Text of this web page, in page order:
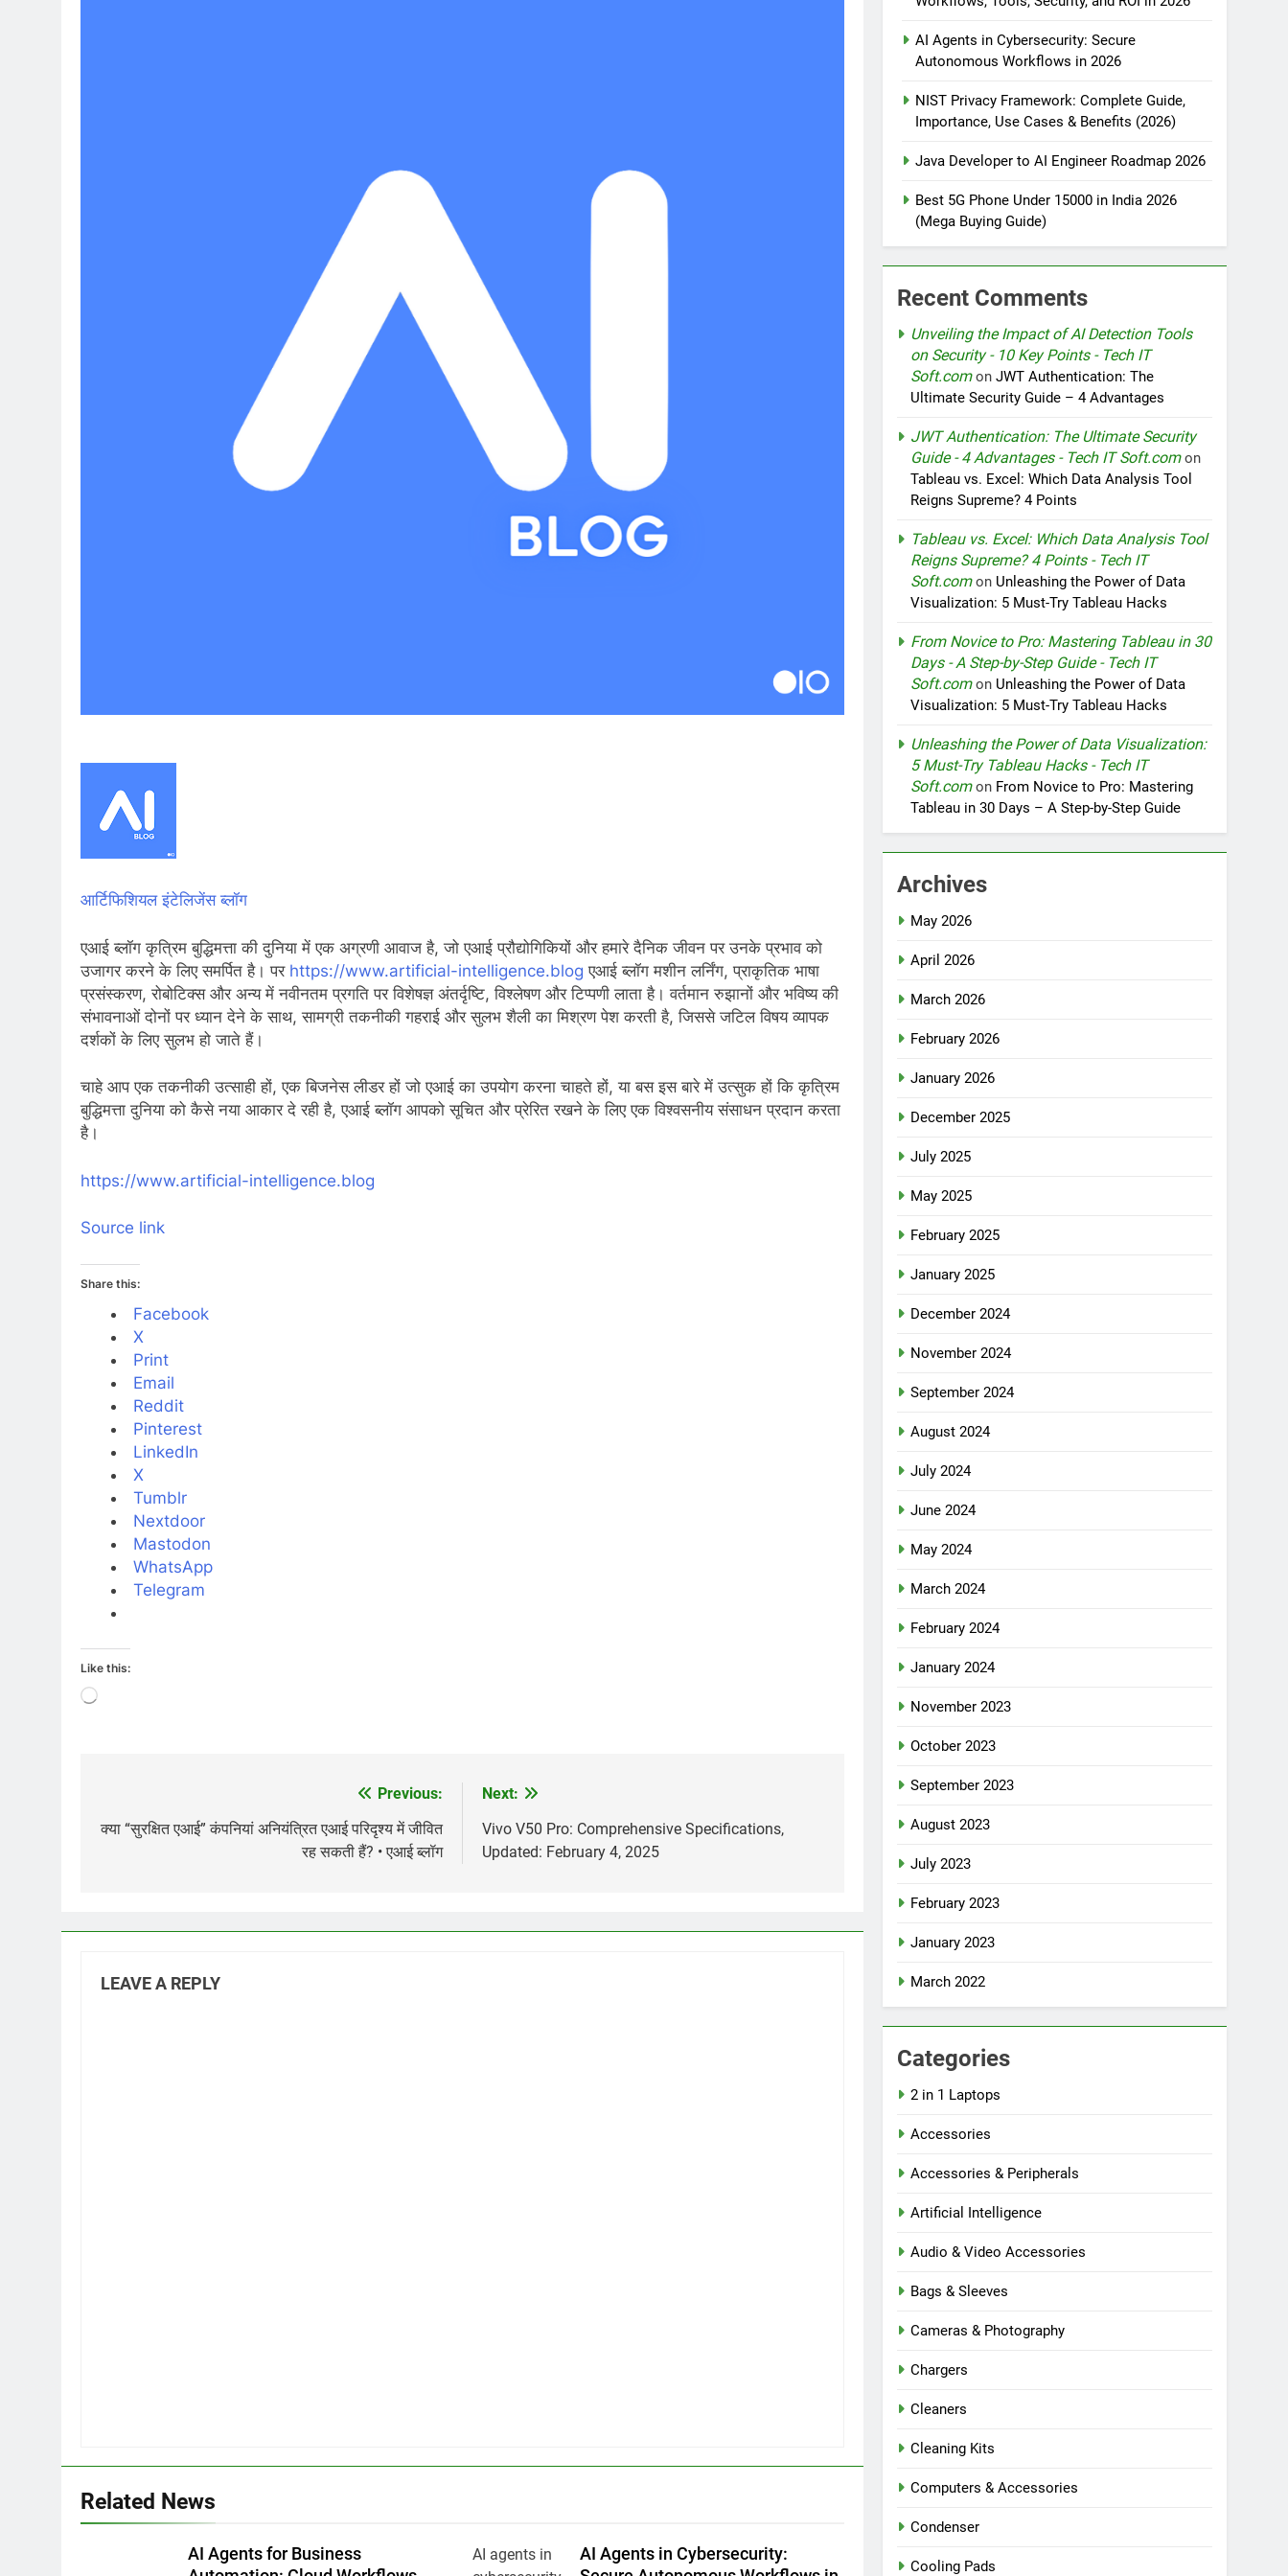
Implementing Anthropic Agent Design Patterns with Google ADK Implementing Anthropic’s Agent Design Patterns with Google ADK
आर्टिफिशियल इंटेलिजेंस ब्लॉग
एआई ब्लॉग कृत्रिम बुद्धिमत्ता की दुनिया में एक अग्रणी आवाज है, जो एआई प्रौद्योगिकियों और हमारे दैनिक जीवन पर उनके प्रभाव को
उजागर करने के लिए समर्पित है। पर https://www.artificial-intelligence.blog एआई ब्लॉग मशीन लर्निंग, प्राकृतिक भाषा
प्रसंस्करण, रोबोटिक्स और अन्य में नवीनतम प्रगति पर विशेषज्ञ अंतर्दृष्टि, विश्लेषण और टिप्पणी लाता है। वर्तमान रुझानों और भविष्य की
संभावनाओं दोनों पर ध्यान देने के साथ, सामग्री तकनीकी गहराई और सुलभ शैली का मिश्रण पेश करती है, जिससे जटिल विषय व्यापक
दर्शकों के लिए सुलभ हो जाते हैं।
चाहे आप एक तकनीकी उत्साही हों, एक बिजनेस लीडर हों जो एआई का उपयोग करना चाहते हों, या बस इस बारे में उत्सुक हों कि कृत्रिम
बुद्धिमत्ता दुनिया को कैसे नया आकार दे रही है, एआई ब्लॉग आपको सूचित और प्रेरित रखने के लिए एक विश्वसनीय संसाधन प्रदान करता
है।
https://www.artificial-intelligence.blog
Source link
Share this:
Facebook
X
Print
Email
Reddit
Pinterest
LinkedIn
X
Tumblr
Nextdoor
Mastodon
WhatsApp
Telegram
Like this:
Loading…
navigation
Previous:
क्या “सुरक्षित एआई” कंपनियां अनियंत्रित एआई परिदृश्य में जीवित
रह सकती हैं? • एआई ब्लॉग
Next:
Vivo V50 Pro: Comprehensive Specifications,
Updated: February 4, 2025
LEAVE A REPLY
Related News
AI Agents for Business
AI agents in
AI Agents in Cybersecurity:
AI Agents in Cybersecurity: Secure
Autonomous Workflows in 2026
NIST Privacy Framework: Complete Guide,
Importance, Use Cases & Benefits (2026)
Java Developer to AI Engineer Roadmap 2026
Best 5G Phone Under 15000 in India 2026
(Mega Buying Guide)
Recent Comments
Unveiling the Impact of AI Detection Tools
on Security - 10 Key Points - Tech IT
Soft.comonJWT Authentication: The
Ultimate Security Guide – 4 Advantages
JWT Authentication: The Ultimate Security
Guide - 4 Advantages - Tech IT Soft.comon
Tableau vs. Excel: Which Data Analysis Tool
Reigns Supreme? 4 Points
Tableau vs. Excel: Which Data Analysis Tool
Reigns Supreme? 4 Points - Tech IT
Soft.comon Unleashing the Power of Data
Visualization: 5 Must-Try Tableau Hacks
From Novice to Pro: Mastering Tableau in 30
Days - A Step-by-Step Guide - Tech IT
Soft.comon Unleashing the Power of Data
Visualization: 5 Must-Try Tableau Hacks
Unleashing the Power of Data Visualization:
5 Must-Try Tableau Hacks - Tech IT
Soft.comon From Novice to Pro: Mastering
Tableau in 30 Days – A Step-by-Step Guide
Archives
May 2026
April 2026
March 2026
February 2026
January 2026
December 2025
July 2025
May 2025
February 2025
January 2025
December 2024
November 2024
September 2024
August 2024
July 2024
June 2024
May 2024
March 2024
February 2024
January 2024
November 2023
October 2023
September 2023
August 2023
July 2023
February 2023
January 2023
March 2022
Categories
2 in 1 Laptops
Accessories
Accessories & Peripherals
Artificial Intelligence
Audio & Video Accessories
Bags & Sleeves
Cameras & Photography
Chargers
Cleaners
Cleaning Kits
Computers & Accessories
Condenser
Cooling Pads